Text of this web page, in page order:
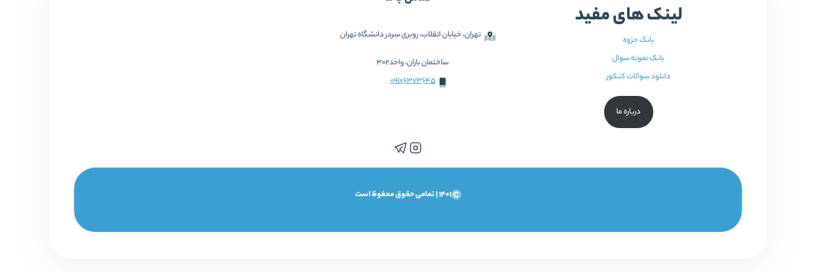
لینک های مفید
بانک جزوه
بانک نمونه سوال
دانلود سوالات کنکور
درباره ما
تهران، خیابان انقلاب، روبری سردر دانشگاه تهران
ساختمان باران، واحد302
09106373645
1401 | تمامی حقوق محفوظ است